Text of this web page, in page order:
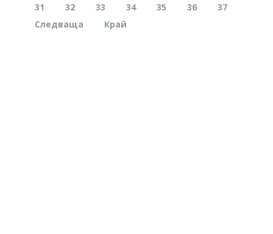
31
32 33 34 35 36
37
Следваща
Край